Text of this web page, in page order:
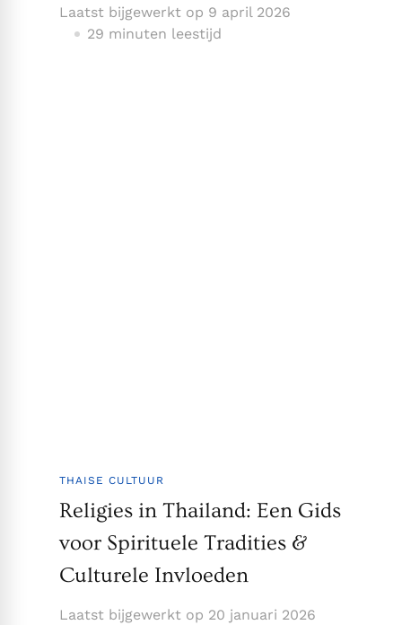
Laatst bijgewerkt op 9 april 2026
29 minuten leestijd
THAISE CULTUUR
Religies in Thailand: Een Gids
voor Spirituele Tradities &
Culturele Invloeden
Laatst bijgewerkt op 20 januari 2026